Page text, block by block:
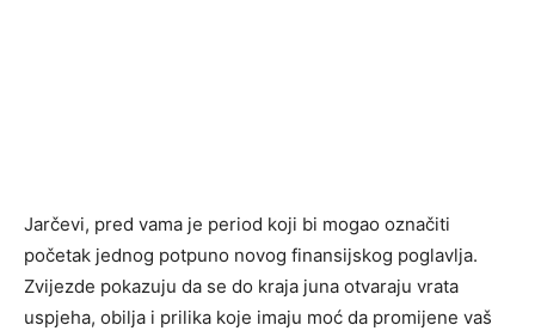
Jarčevi, pred vama je period koji bi mogao označiti
početak jednog potpuno novog finansijskog poglavlja.
Zvijezde pokazuju da se do kraja juna otvaraju vrata
uspjeha, obilja i prilika koje imaju moć da promijene vaš